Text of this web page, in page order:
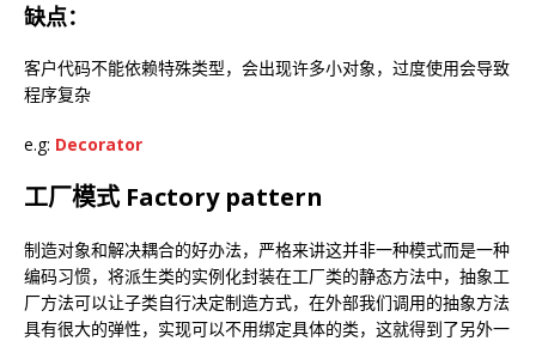
缺点：
客户代码不能依赖特殊类型，会出现许多小对象，过度使用会导致
程序复杂
e.g: Decorator
工厂模式 Factory pattern
制造对象和解决耦合的好办法，严格来讲这并非一种模式而是一种
编码习惯，将派生类的实例化封装在工厂类的静态方法中，抽象工
厂方法可以让子类自行决定制造方式，在外部我们调用的抽象方法
具有很大的弹性，实现可以不用绑定具体的类，这就得到了另外一